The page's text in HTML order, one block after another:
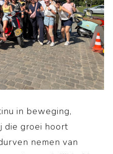
in beweging,
die groei hoort
nemen van